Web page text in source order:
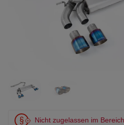
Nicht zugelassen im